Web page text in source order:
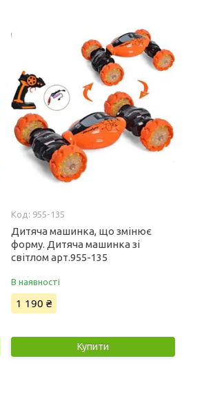
955-135
Дитяча машинка, що змінює
форму. Дитяча машинка зі
світлом арт.955-135
В наявності
1 190 ₴
Купити